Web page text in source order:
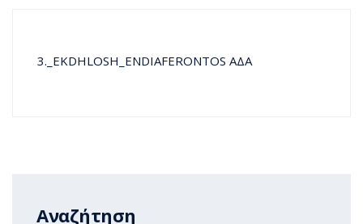
3._EKDHLOSH_ENDIAFERONTOS ΑΔΑ
Αναζήτηση